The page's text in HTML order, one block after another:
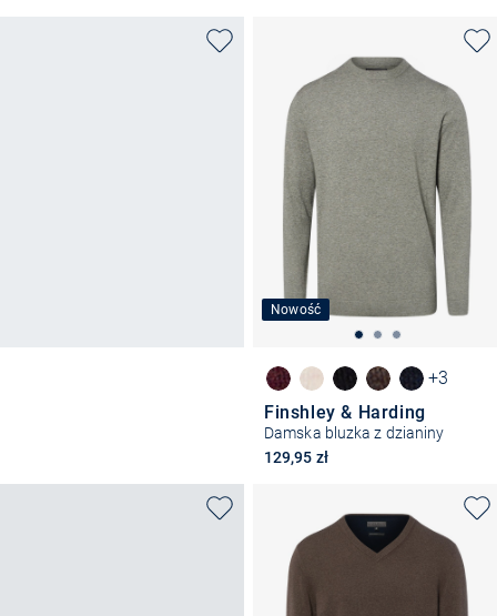
Nowość
+3
Finshley & Harding
Damska bluzka z dzianiny
129,95 zł